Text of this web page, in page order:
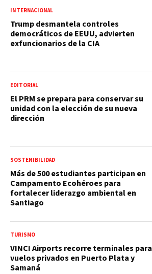
INTERNACIONAL
Trump desmantela controles
democráticos de EEUU, advierten
exfuncionarios de la CIA
EDITORIAL
El PRM se prepara para conservar su
unidad con la elección de su nueva
dirección
SOSTENIBILIDAD
Más de 500 estudiantes participan en
Campamento Ecohéroes para
fortalecer liderazgo ambiental en
Santiago
TURISMO
VINCI Airports recorre terminales para
vuelos privados en Puerto Plata y
Samaná